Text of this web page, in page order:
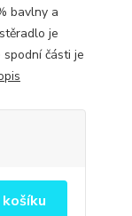
bavlny a
je
části je